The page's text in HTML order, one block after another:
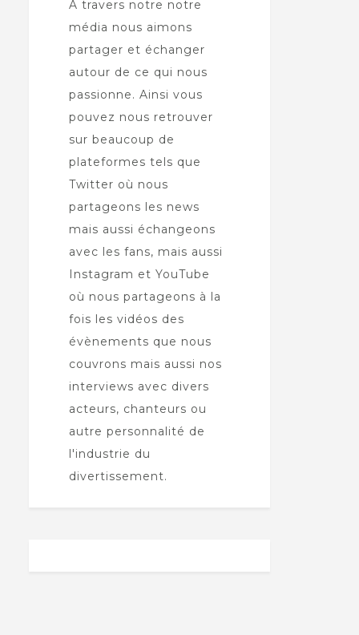
À travers notre notre
média nous aimons
partager et échanger
autour de ce qui nous
passionne. Ainsi vous
pouvez nous retrouver
sur beaucoup de
plateformes tels que
Twitter où nous
partageons les news
mais aussi échangeons
avec les fans, mais aussi
Instagram et YouTube
où nous partageons à la
fois les vidéos des
évènements que nous
couvrons mais aussi nos
interviews avec divers
acteurs, chanteurs ou
autre personnalité de
l'industrie du
divertissement.